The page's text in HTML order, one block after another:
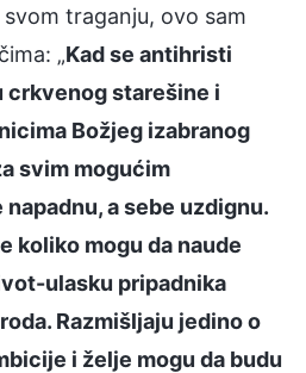
traganju, ovo sam
„Kad se antihristi
crkvenog starešine i
Božjeg izabranog
svim mogućim
a sebe uzdignu.
koliko mogu da naude
ulasku pripadnika
Razmišljaju jedino o
i želje mogu da budu